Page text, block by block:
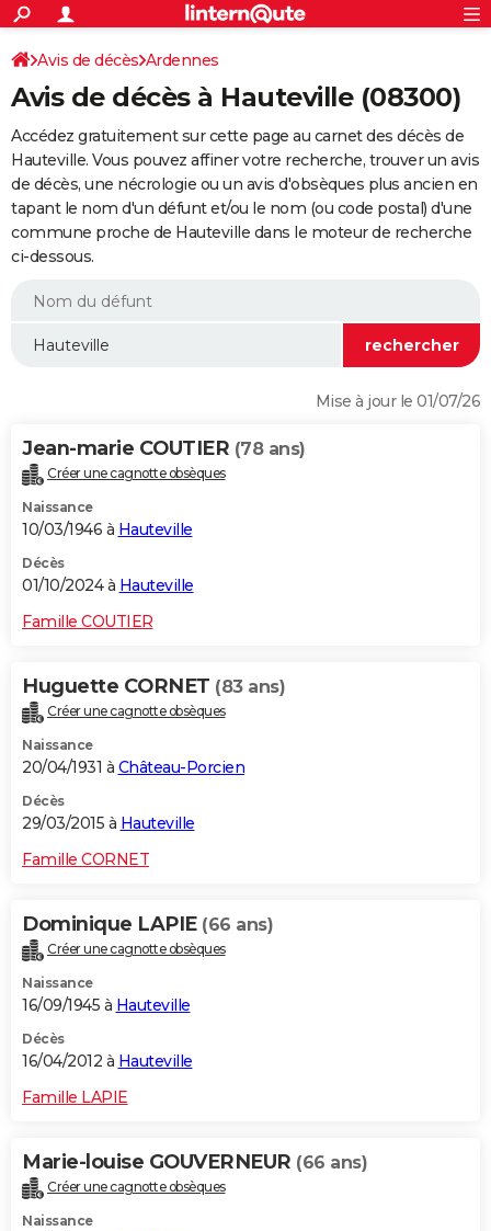
ACTUALITÉS
Politique
Société
Faits Divers
Education
Monde
Villes
+
SPORT
Coupe du monde 2026
Football
Tennis
Cyclisme
Rugby
Forum
Programme TV
TNT
Streaming
Cinéma
Sorties cinéma
Musique
+
FINANCE
Retraite
Epargne
Immobilier
Risques naturels par ville
Assurance
AUTO
Essais
Réserver un essai
Citadines
Berlines
SUV
Forum auto
+HIGH-TECH
BRICOLAGE
WEEK-END
Alimentation
Guide de la santé
Maladies
Médicaments
Sommeil
VOYAGE
Destinations
City break
Voyage nature
Voyage de noces
Forum
Climat
+PHOTO
GUIDES D'ACHAT
Carte de Noël
Carte Bonne année
Carte Saint-Valentin
Carte Pâques
Carte d'anniversaire
DICTIONNAIRE
Dictionnaire
Biographies
Citations
Expressions
Proverbes
PROGRAMME TV
S'inscrire
Se connecter
Lycées
Collèges
Primaires
Universités
Entreprises
Service militaire
Avis de recherche
AVIS DE DÉCÈS
FORUM
Bricolage
Television
Avis de décès Ardennes
Avis de décès à Hauteville (08300)
Accédez gratuitement sur cette page au carnet des décès de
Hauteville. Vous pouvez affiner votre recherche, trouver un avis
de décès, une nécrologie ou un avis d'obsèques plus ancien en
tapant le nom d'un défunt et/ou le nom (ou code postal) d'une
commune proche de Hauteville dans le moteur de recherche
ci-dessous.
Mise à jour le 01/07/26
Jean-marie COUTIER (78 ans)
Créer une cagnotte obsèques
Naissance
10/03/1946 à Hauteville
Décès
01/10/2024 à Hauteville
Famille COUTIER
Huguette CORNET (83 ans)
Créer une cagnotte obsèques
Naissance
20/04/1931 à Château-Porcien
Décès
29/03/2015 à Hauteville
Famille CORNET
Dominique LAPIE (66 ans)
Créer une cagnotte obsèques
Naissance
16/09/1945 à Hauteville
Décès
16/04/2012 à Hauteville
Famille LAPIE
Marie-louise GOUVERNEUR (66 ans)
Créer une cagnotte obsèques
Naissance